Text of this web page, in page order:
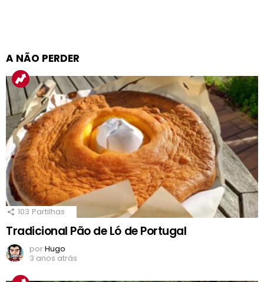
A NÃO PERDER
103 Partilhas
Tradicional Pão de Ló de Portugal
porHugo
3 anos atrás